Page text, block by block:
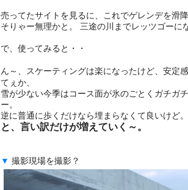
売ってたサイトを見るに、これでゲレンデを滑
そりゃー無理かと。 三途の川までレッツゴーに
で、使ってみると・・
ん～、スケーティングは楽になったけど、安定
てぇか、
雪が少ない今季はコース面が氷のごとくガチガ
ー。
逆に普通に歩くだけなら埋まらなくて良いけど。
と、言い訳だけが増えていく～。
▼ 撮影現場を撮影？